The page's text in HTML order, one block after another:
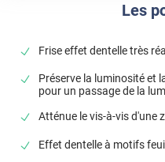
Les
Frise effet dentelle très
Préserve la luminosité et
pour un passage de la
Atténue le vis-à-vis d'une
Effet dentelle à motifs